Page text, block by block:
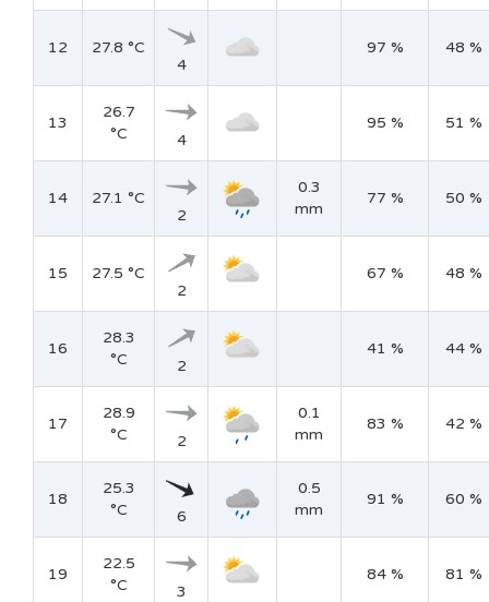
12
27.8 °C
4
97 % 48 %
13
26.7
°C
4
95 % 51 %
14
27.1 °C
2
0.3
mm
77 % 50 %
15
27.5 °C
2
67 % 48 %
16
28.3
°C
2
41 % 44 %
17
28.9
°C
2
0.1
mm
83 % 42 %
18
25.3
°C
6
0.5
mm
91 % 60 %
19
22.5
°C
3
84 % 81 %